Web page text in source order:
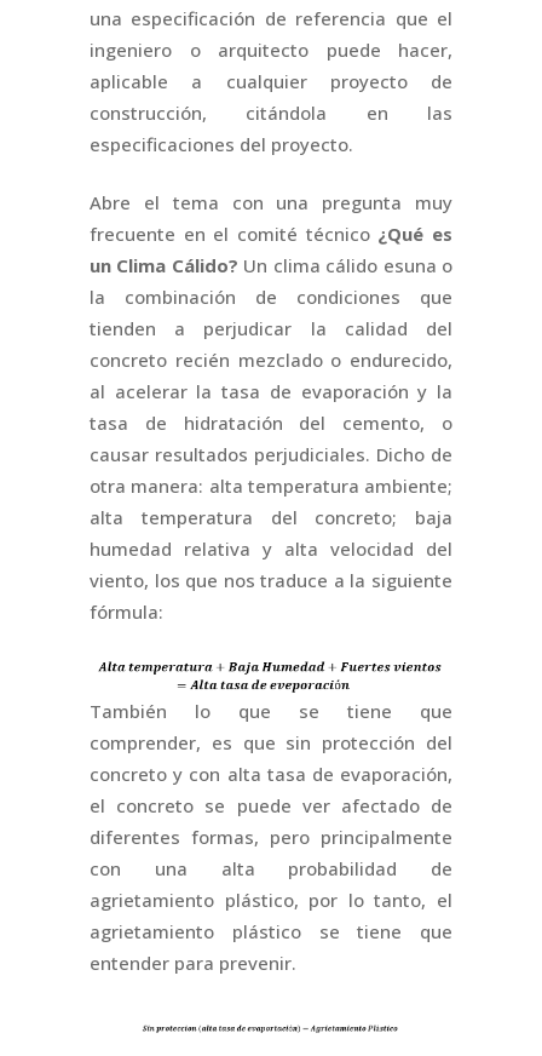
una especificación de referencia que el
ingeniero o arquitecto puede hacer,
aplicable a cualquier proyecto de
construcción, citándola en las
especificaciones del proyecto.
Abre el tema con una pregunta muy
frecuente en el comité técnico ¿Qué es
un Clima Cálido? Un clima cálido esuna o
la combinación de condiciones que
tienden a perjudicar la calidad del
concreto recién mezclado o endurecido,
al acelerar la tasa de evaporación y la
tasa de hidratación del cemento, o
causar resultados perjudiciales. Dicho de
otra manera: alta temperatura ambiente;
alta temperatura del concreto; baja
humedad relativa y alta velocidad del
viento, los que nos traduce a la siguiente
fórmula:
También lo que se tiene que
comprender, es que sin protección del
concreto y con alta tasa de evaporación,
el concreto se puede ver afectado de
diferentes formas, pero principalmente
con una alta probabilidad de
agrietamiento plástico, por lo tanto, el
agrietamiento plástico se tiene que
entender para prevenir.